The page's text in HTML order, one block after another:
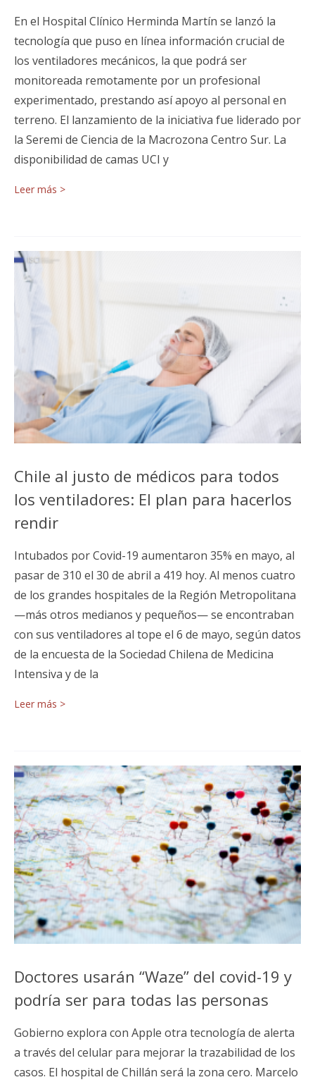
En el Hospital Clínico Herminda Martín se lanzó la
tecnología que puso en línea información crucial de
los ventiladores mecánicos, la que podrá ser
monitoreada remotamente por un profesional
experimentado, prestando así apoyo al personal en
terreno. El lanzamiento de la iniciativa fue liderado por
la Seremi de Ciencia de la Macrozona Centro Sur. La
disponibilidad de camas UCI y
Leer más >
Chile al justo de médicos para todos
los ventiladores: El plan para hacerlos
rendir
Intubados por Covid-19 aumentaron 35% en mayo, al
pasar de 310 el 30 de abril a 419 hoy. Al menos cuatro
de los grandes hospitales de la Región Metropolitana
—más otros medianos y pequeños— se encontraban
con sus ventiladores al tope el 6 de mayo, según datos
de la encuesta de la Sociedad Chilena de Medicina
Intensiva y de la
Leer más >
Doctores usarán “Waze” del covid-19 y
podría ser para todas las personas
Gobierno explora con Apple otra tecnología de alerta
a través del celular para mejorar la trazabilidad de los
casos. El hospital de Chillán será la zona cero. Marcelo